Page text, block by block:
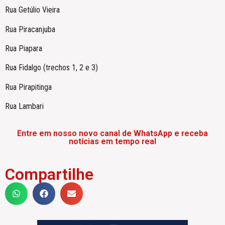
Rua Getúlio Vieira
Rua Piracanjuba
Rua Piapara
Rua Fidalgo (trechos 1, 2 e 3)
Rua Pirapitinga
Rua Lambari
Entre em nosso novo canal de WhatsApp e receba
notícias em tempo real
Compartilhe